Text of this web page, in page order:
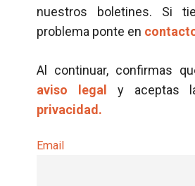
nuestros boletines. Si
problema ponte en
Al continuar, confirmas
aviso legal
y aceptas
privacidad.
Email